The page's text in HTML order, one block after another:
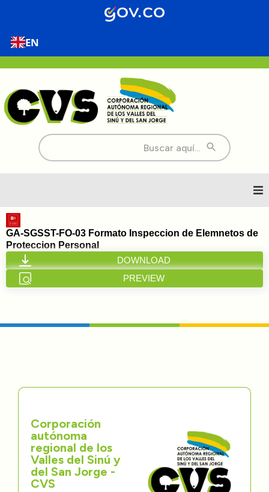
EN
Buscar:
Inicio
Nosotros
Directorios
Contáctenos
GA-SGSST-FO-03 Formato Inspeccion de Elemnetos de
Proteccion Personal
DOWNLOAD
PREVIEW
Corporación
autónoma
regional de los
Valles del Sinú y
del San Jorge -
CVS